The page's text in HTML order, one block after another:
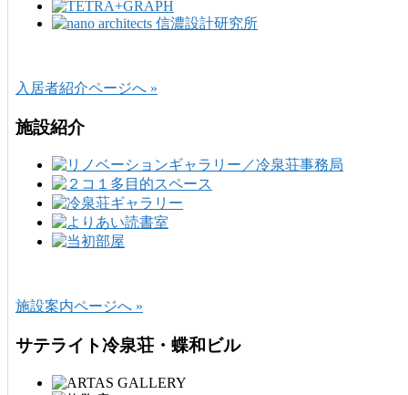
入居者紹介ページへ »
施設紹介
施設案内ページへ »
サテライト冷泉荘・蝶和ビル